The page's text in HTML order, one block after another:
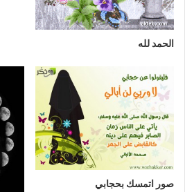
الحمد لله
صور اتمسك بحجابي